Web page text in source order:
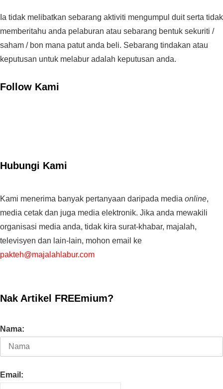
Ia tidak melibatkan sebarang aktiviti mengumpul duit serta tidak
memberitahu anda pelaburan atau sebarang bentuk sekuriti /
saham / bon mana patut anda beli. Sebarang tindakan atau
keputusan untuk melabur adalah keputusan anda.
Follow Kami
Hubungi Kami
Kami menerima banyak pertanyaan daripada media online,
media cetak dan juga media elektronik. Jika anda mewakili
organisasi media anda, tidak kira surat-khabar, majalah,
televisyen dan lain-lain, mohon email ke
pakteh@majalahlabur.com
Nak Artikel FREEmium?
Nama:
Email: